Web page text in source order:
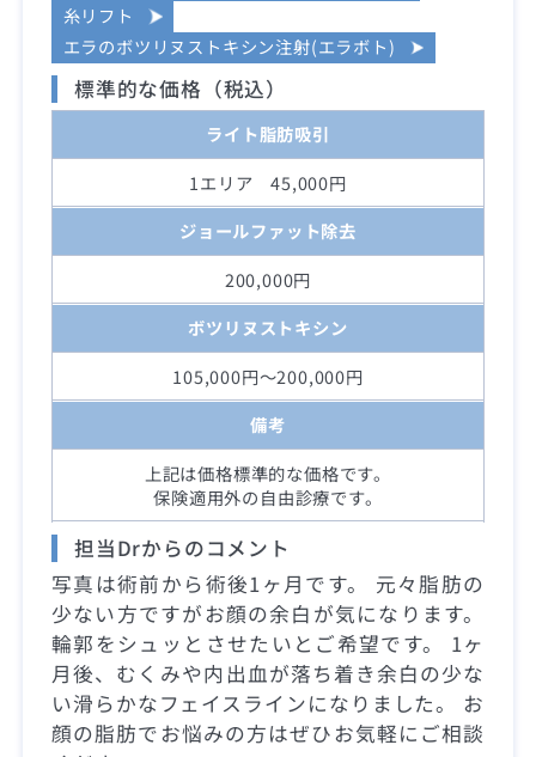
糸リフト
エラのボツリヌストキシン注射(エラボト)
標準的な価格（税込）
ライト脂肪吸引
1エリア 45,000円
ジョールファット除去
200,000円
ボツリヌストキシン
105,000円～200,000円
備考
上記は価格標準的な価格です。
保険適用外の自由診療です。
担当Drからのコメント
写真は術前から術後1ヶ月です。 元々脂肪の
少ない方ですがお顔の余白が気になります。
輪郭をシュッとさせたいとご希望です。 1ヶ
月後、むくみや内出血が落ち着き余白の少な
い滑らかなフェイスラインになりました。 お
顔の脂肪でお悩みの方はぜひお気軽にご相談